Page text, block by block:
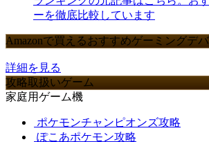
ーを徹底比較しています
Amazonで買えるおすすめゲーミングデバ
詳細を見る
攻略取扱いゲーム
家庭用ゲーム機
ポケモンチャンピオンズ攻略
ぽこあポケモン攻略